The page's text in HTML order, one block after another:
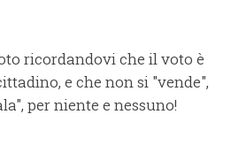
ricordandovi che il voto è
e che non si "vende",
per niente e nessuno!